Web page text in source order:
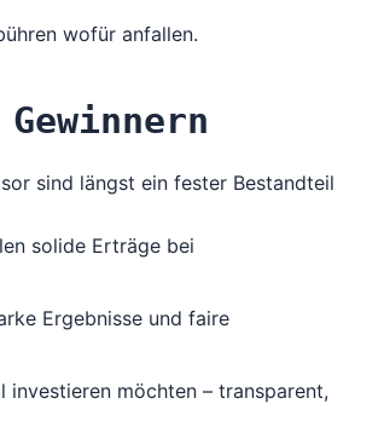
wofür anfallen.
sind längst ein fester Bestandteil
solide Erträge bei
Ergebnisse und faire
möchten – transparent,